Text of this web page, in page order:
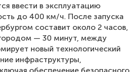
ввести в эксплуатацию
до 400 км/ч. После запуска
составит около 2 часов,
— 30 минут, между
новый технологический
инфраструктуры,